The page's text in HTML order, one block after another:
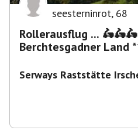
seesterninrot, 68
Rollerausflug ... 🛵🛵🛵 (ab125ccm) ins
Berchtesgadner Land
Serways Raststätte